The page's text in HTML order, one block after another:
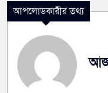
আপলোডকারীর তথ্য